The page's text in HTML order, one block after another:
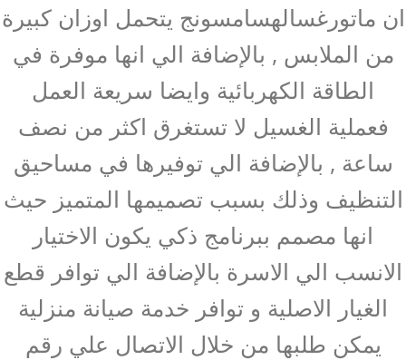
ان ماتورغسالهسامسونج يتحمل اوزان كبيرة
من الملابس , بالإضافة الي انها موفرة في
الطاقة الكهربائية وايضا سريعة العمل
فعملية الغسيل لا تستغرق اكثر من نصف
ساعة , بالإضافة الي توفيرها في مساحيق
التنظيف وذلك بسبب تصميمها المتميز حيث
انها مصمم ببرنامج ذكي يكون الاختيار
الانسب الي الاسرة بالإضافة الي توافر قطع
الغيار الاصلية و توافر خدمة صيانة منزلية
يمكن طلبها من خلال الاتصال علي رقم